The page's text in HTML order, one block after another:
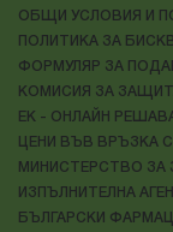
ОБЩИ УСЛОВИЯ И
ПОЛИТИКА ЗА
ФОРМУЛЯР ЗА
КОМИСИЯ ЗА
ЕК - ОНЛАЙН
ЦЕНИ ВЪВ ВРЪЗКА
МИНИСТЕРСТВО ЗА
ИЗПЪЛНИТЕЛНА
БЪЛГАРСКИ